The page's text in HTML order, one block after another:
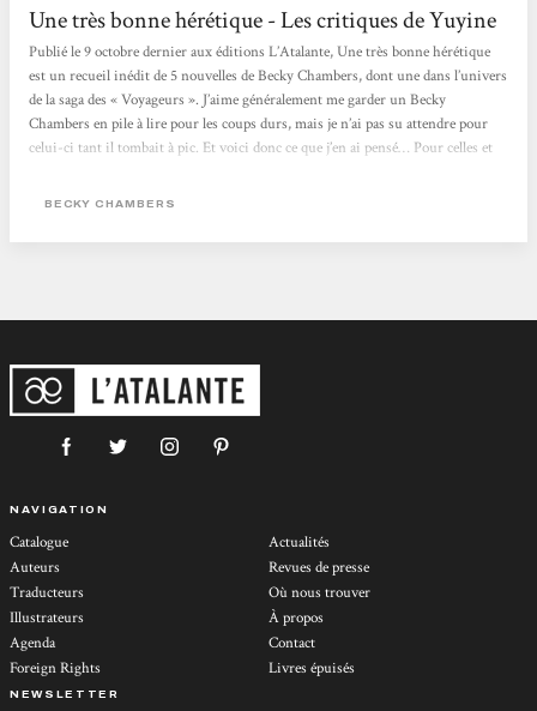
Une très bonne hérétique - Les critiques de Yuyine
Publié le 9 octobre dernier aux éditions L’Atalante, Une très bonne hérétique
est un recueil inédit de 5 nouvelles de Becky Chambers, dont une dans l’univers
de la saga des « Voyageurs ». J’aime généralement me garder un Becky
Chambers en pile à lire pour les coups durs, mais je n’ai pas su attendre pour
celui-ci tant il tombait à pic. Et voici donc ce que j’en ai pensé… Pour celles et
vous devez absolument commencer à le faire : ses écrits font vraiment beaucoup
BECKY CHAMBERS
NAVIGATION
Catalogue
Auteurs
Traducteurs
Illustrateurs
Agenda
Foreign Rights
Actualités
Revues de presse
Où nous trouver
À propos
Contact
Livres épuisés
NEWSLETTER